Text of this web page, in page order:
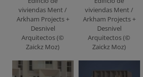
viviendas Ment /
Arkham Projects +
Desnivel
Arquitectos (©
Zaickz Moz)
viviendas Ment /
Arkham Projects +
Desnivel
Arquitectos (©
Zaickz Moz)